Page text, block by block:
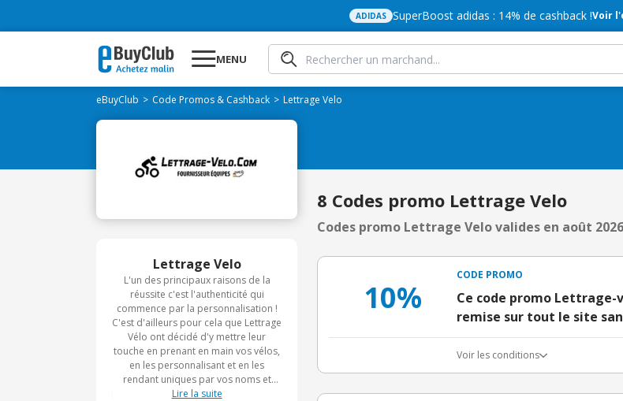
ADIDAS SuperBoost adidas : 14% de cashback !Voir
MENU
eBuyClub Code Promos & Cashback Lettrage Velo
Lettrage Velo
L'un des principaux raisons de la
réussite c'est l'authenticité qui
commence par la personnalisation !
C'est d'ailleurs pour cela que Lettrage
Vélo ont décidé d'y mettre leur
touche en prenant en main vos vélos,
en les personnalisant et en les
rendant uniques par vos noms et
prénoms ! De quoi vraiment avoir l'air
Lire la suite
8 Codes promo Lettrage Velo
Codes promo Lettrage Velo valides en août 2026
10%
CODE PROMO
Ce code promo Lettrage-
remise sur tout le site
Voir les conditions